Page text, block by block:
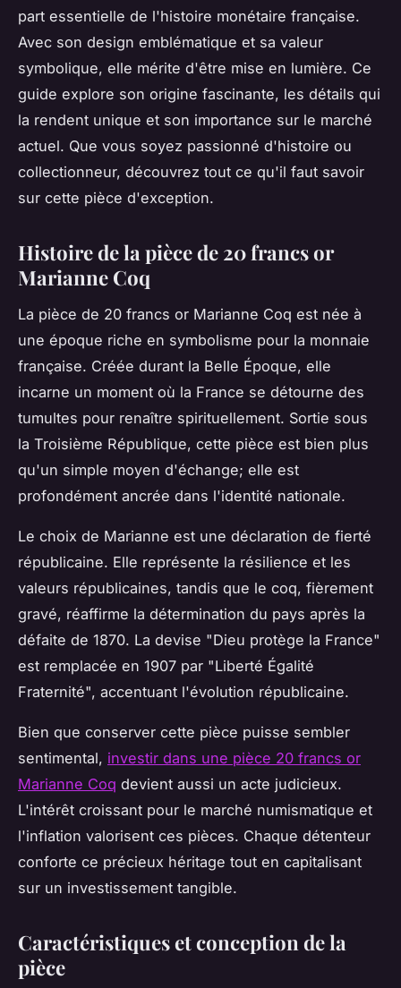
part essentielle de l'histoire monétaire française.
Avec son design emblématique et sa valeur
symbolique, elle mérite d'être mise en lumière. Ce
guide explore son origine fascinante, les détails qui
la rendent unique et son importance sur le marché
actuel. Que vous soyez passionné d'histoire ou
collectionneur, découvrez tout ce qu'il faut savoir
sur cette pièce d'exception.
Histoire de la pièce de 20 francs or
Marianne Coq
La pièce de 20 francs or Marianne Coq est née à
une époque riche en symbolisme pour la monnaie
française. Créée durant la Belle Époque, elle
incarne un moment où la France se détourne des
tumultes pour renaître spirituellement. Sortie sous
la Troisième République, cette pièce est bien plus
qu'un simple moyen d'échange; elle est
profondément ancrée dans l'identité nationale.
Le choix de Marianne est une déclaration de fierté
républicaine. Elle représente la résilience et les
valeurs républicaines, tandis que le coq, fièrement
gravé, réaffirme la détermination du pays après la
défaite de 1870. La devise "Dieu protège la France"
est remplacée en 1907 par "Liberté Égalité
Fraternité", accentuant l'évolution républicaine.
Bien que conserver cette pièce puisse sembler
sentimental, investir dans une pièce 20 francs or
Marianne Coq devient aussi un acte judicieux.
L'intérêt croissant pour le marché numismatique et
l'inflation valorisent ces pièces. Chaque détenteur
conforte ce précieux héritage tout en capitalisant
sur un investissement tangible.
Caractéristiques et conception de la
pièce